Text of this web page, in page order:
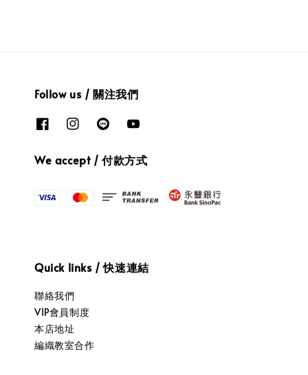
Follow us / 關注我們
We accept / 付款方式
Quick links / 快速連結
聯絡我們
VIP會員制度
本店地址
編織教室合作